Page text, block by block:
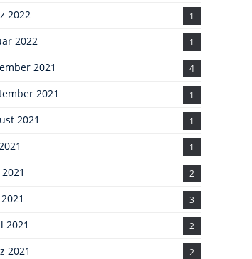
2022 1
2022 1
2021 4
2021 1
2021 1
1
2
3
2021 2
2021 2